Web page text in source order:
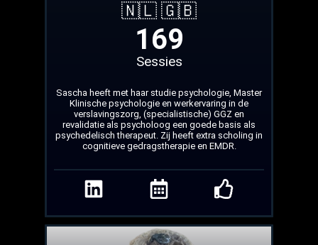
🇳🇱 🇬🇧
Sessies
169
Sascha heeft met haar studie psychologie, Master
Klinische psychologie en werkervaring in de
verslavingszorg, (specialistische) GGZ en
revalidatie als psycholoog een goede basis als
psychedelisch therapeut. Zij heeft extra scholing in
cognitieve gedragstherapie en EMDR.